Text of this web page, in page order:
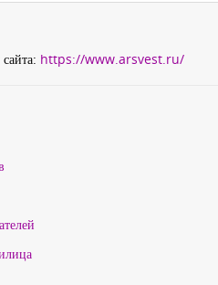
https://www.arsvest.ru/